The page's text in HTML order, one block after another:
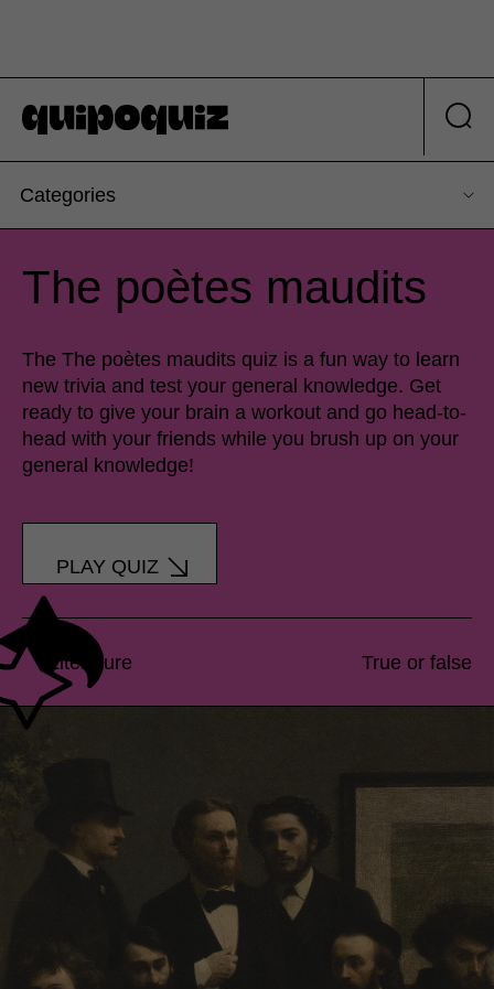
Categories
The poètes maudits
The The poètes maudits quiz is a fun way to learn
new trivia and test your general knowledge. Get
ready to give your brain a workout and go head-to-
head with your friends while you brush up on your
general knowledge!
PLAY QUIZ
Literature True or false